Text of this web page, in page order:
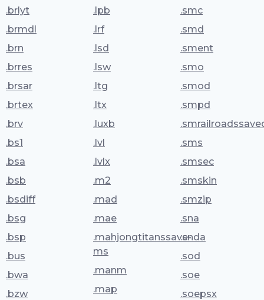
.brlyt
.brmdl
.brn
.brres
.brsar
.brtex
.brv
.bs1
.bsa
.bsb
.bsdiff
.bsg
.bsp
.bus
.bwa
.bzw
.lpb
.lrf
.lsd
.lsw
.ltg
.ltx
.luxb
.lvl
.lvlx
.m2
.mad
.mae
.mahjongtitanssave-
ms
.manm
.map
.smc
.smd
.sment
.smo
.smod
.smpd
.sms
.smsec
.smskin
.smzip
.sna
.snda
.sod
.soe
.soepsx